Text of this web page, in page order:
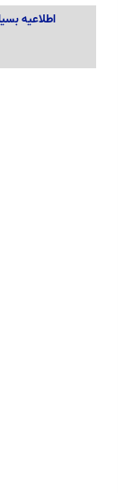
اطلاعیه